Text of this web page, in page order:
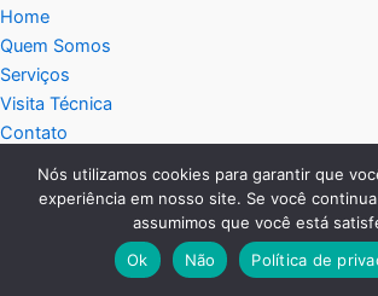
Home
Quem Somos
Serviços
Visita Técnica
Contato
Política de privacidade
Service Tec Interior
Nós utilizamos cookies para garantir que
experiência em nosso site. Se você
assumimos que você está
Ok
Não Política de